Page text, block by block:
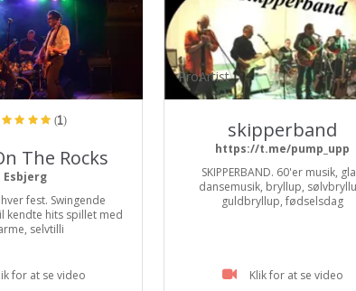
(1)
The Rocks
Esbjerg
fest. Swingende
kendte hits spillet med
selvtilli
for at se video
ProArtist
skipperband
https://t.me/pump_upp
SKIPPERBAND. 60'er musik,
dansemusik, bryllup,
guldbryllup, fødselsdag
Klik for at se video